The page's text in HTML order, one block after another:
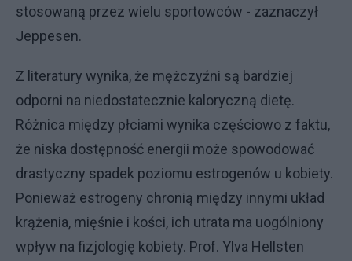
stosowaną przez wielu sportowców - zaznaczył
Jeppesen.
Z literatury wynika, że mężczyźni są bardziej
odporni na niedostatecznie kaloryczną dietę.
Różnica między płciami wynika częściowo z faktu,
że niska dostępność energii może spowodować
drastyczny spadek poziomu estrogenów u kobiety.
Ponieważ estrogeny chronią między innymi układ
krążenia, mięśnie i kości, ich utrata ma uogólniony
wpływ na fizjologię kobiety. Prof. Ylva Hellsten